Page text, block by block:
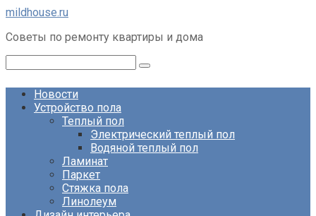
Перейти
контенту
mildhouse.ru
Советы по ремонту квартиры и дома
Новости
Устройство пола
Теплый пол
Электрический теплый пол
Водяной теплый пол
Ламинат
Паркет
Стяжка пола
Линолеум